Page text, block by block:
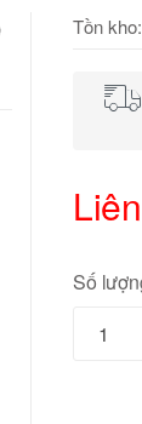
Tồn kho:
Số